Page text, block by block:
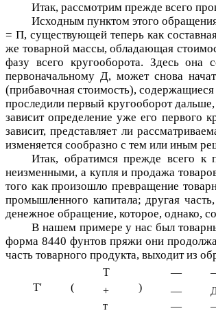
Итак, рассмотрим прежде всего
Исходным пунктом этого
= П, существующей теперь как
же товарной массы, обладающая
фазу всего кругооборота. Здесь она
первоначальному Д, может снова
(прибавочная стоимость), содержащиеся
проследили первый кругооборот
зависит определение уже его первого
зависит, представляет ли
изменяется сообразно с тем или иным
Итак, обратимся прежде всего к
неизменными, а купля и продажа
того как произошло превращение
промышленного капитала; другая
денежное обращение, которое, однако,
В нашем примере у нас был
форма 8440 фунтов пряжи они
часть товарного продукта, выходит из
Т' (
Т
)
—
+ —
т
—